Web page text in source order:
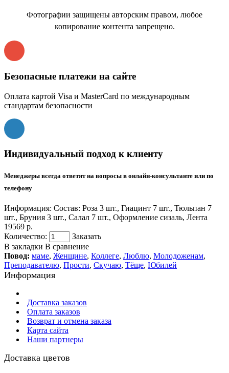
Фотографии защищены авторским правом, любое
копирование контента запрещено.
Безопасные платежи на сайте
Оплата картой Visa и MasterCard по международным
стандартам безопасности
Индивидуальный подход к клиенту
Менеджеры всегда ответят на вопросы в онлайн-консультанте или по
телефону
Информация: Состав: Роза 3 шт., Гиацинт 7 шт., Тюльпан 7
шт., Бруния 3 шт., Салал 7 шт., Оформление сизаль, Лента
19569 р.
Количество:
Заказать
В закладки В сравнение
Повод: маме, Женщине, Коллеге, Люблю, Молодоженам,
Преподавателю, Прости, Скучаю, Тёще, Юбилей
Информация
Доставка заказов
Оплата заказов
Возврат и отмена заказа
Карта сайта
Наши партнеры
Доставка цветов